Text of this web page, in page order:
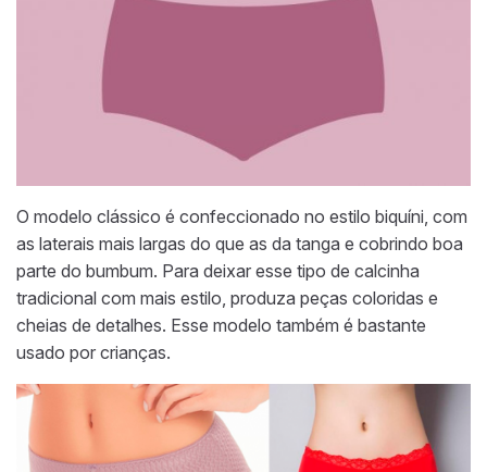
O modelo clássico é confeccionado no estilo biquíni, com
as laterais mais largas do que as da tanga e cobrindo boa
parte do bumbum. Para deixar esse tipo de calcinha
tradicional com mais estilo, produza peças coloridas e
cheias de detalhes. Esse modelo também é bastante
usado por crianças.